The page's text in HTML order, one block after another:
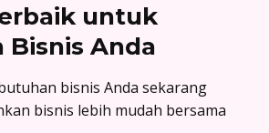
untuk
Bisnis Anda
bisnis Anda sekarang
bisnis lebih mudah bersama